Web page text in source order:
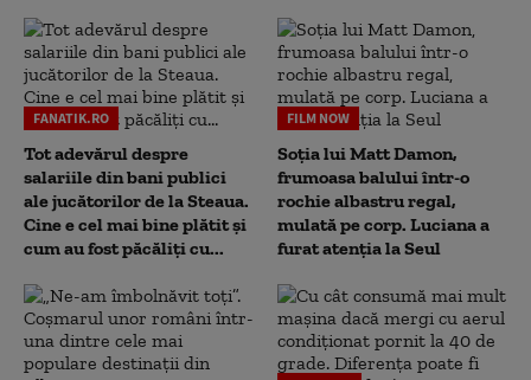
FANATIK.RO
Tot adevărul despre
salariile din bani publici
ale jucătorilor de la Steaua.
Cine e cel mai bine plătit și
cum au fost păcăliți cu...
FILM NOW
Soția lui Matt Damon,
frumoasa balului într-o
rochie albastru regal,
mulată pe corp. Luciana a
furat atenția la Seul